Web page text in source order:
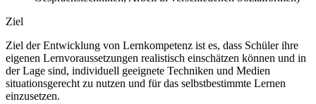
Ziel
Ziel der Entwicklung von Lernkompetenz ist es, dass Schüler ihre
eigenen Lernvoraussetzungen realistisch einschätzen können und in
der Lage sind, individuell geeignete Techniken und Medien
situationsgerecht zu nutzen und für das selbstbestimmte Lernen
einzusetzen.